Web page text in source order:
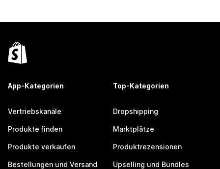
App-Kategorien
Vertriebskanäle
Produkte finden
Produkte verkaufen
Bestellungen und Versand
Top-Kategorien
Dropshipping
Marktplätze
Produktrezensionen
Upselling und Bundles